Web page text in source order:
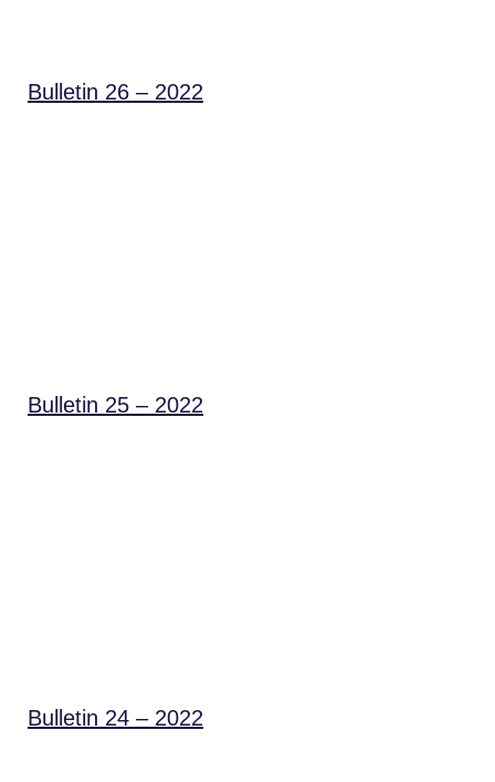
Bulletin 26 – 2022
Bulletin 25 – 2022
Bulletin 24 – 2022